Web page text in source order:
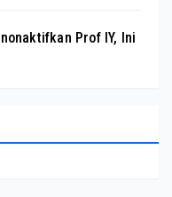
Prof IY, Ini